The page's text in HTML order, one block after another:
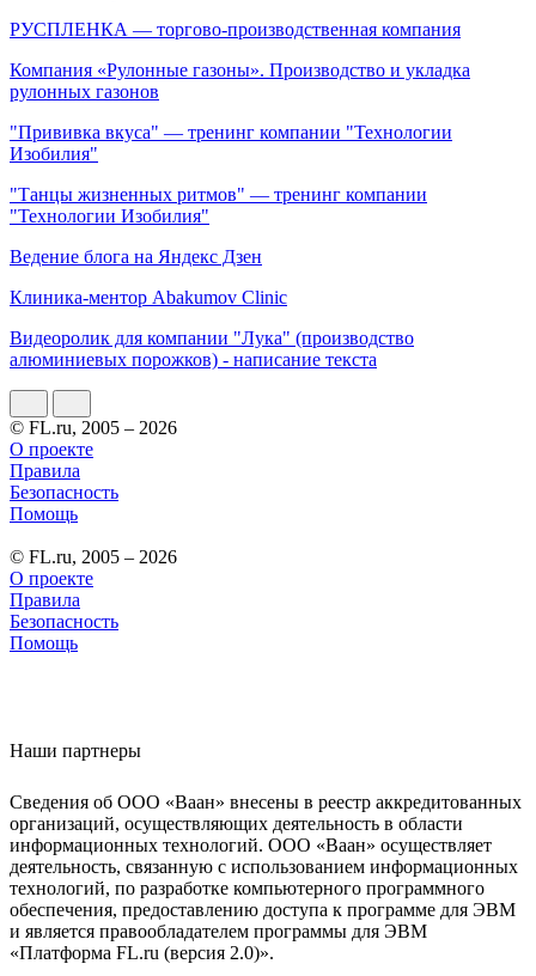
РУСПЛЕНКА — торгово-производственная компания
Компания «Рулонные газоны». Производство и укладка
рулонных газонов
"Прививка вкуса" — тренинг компании "Технологии
Изобилия"
"Танцы жизненных ритмов" — тренинг компании
"Технологии Изобилия"
Ведение блога на Яндекс Дзен
Клиника-ментор Abakumov Clinic
Видеоролик для компании "Лука" (производство
алюминиевых порожков) - написание текста
© FL.ru, 2005 – 2026
О проекте
Правила
Безопасность
Помощь
© FL.ru, 2005 – 2026
О проекте
Правила
Безопасность
Помощь
Наши партнеры
Сведения об ООО «Ваан» внесены в реестр аккредитованных
организаций, осуществляющих деятельность в области
информационных технологий. ООО «Ваан» осуществляет
деятельность, связанную с использованием информационных
технологий, по разработке компьютерного программного
обеспечения, предоставлению доступа к программе для ЭВМ
и является правообладателем программы для ЭВМ
«Платформа FL.ru (версия 2.0)».